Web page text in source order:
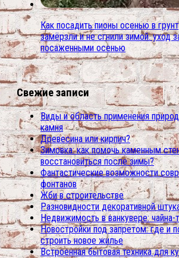
Как посадить пионы осенью в
замёрзли и не сгнили зимой. уход
посаженными осенью
Свежие записи
Виды и область применения
камня
Древесина или кирпич?
Зимовка: как помочь каменным
восстановиться после зимы?
Фантастические возможности
фонтанов
Жби в строительстве
Разновидности декоративной
Недвижимость в ванкувере: чайна-
Новостройки под запретом: где и
строить новое жилье
Встроенная бытовая техника для